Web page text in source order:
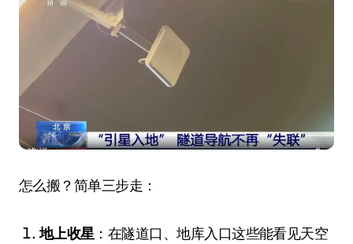
怎么搬？简单三步走：
地上收星 ：在隧道口、地库入口这些能看见天空